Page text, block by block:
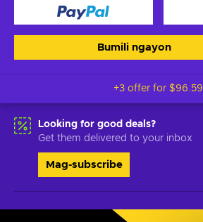
Bumili ngayon
+3 offer for $96.59
Looking for good deals?
Get them delivered to your inbox
Mag-subscribe